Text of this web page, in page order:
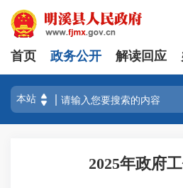
首页 政务公开 解读回应
2025年政府